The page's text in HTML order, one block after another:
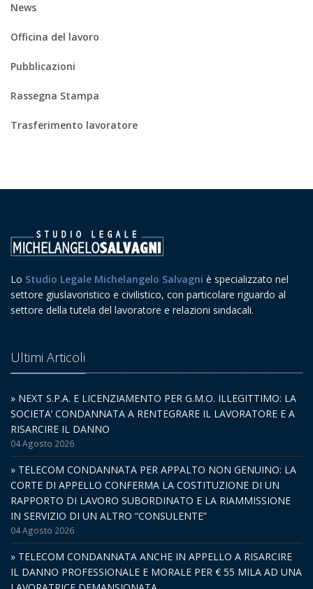
News
Officina del lavoro
Pubblicazioni
Rassegna Stampa
Trasferimento lavoratore
Lo Studio Legale Michelangelo Salvagni è specializzato nel
settore giuslavoristico e civilistico, con particolare riguardo al
settore della tutela del lavoratore e relazioni sindacali.
Ultimi Articoli
» NEXT S.P.A. E LICENZIAMENTO PER G.M.O. ILLEGITTIMO: LA
SOCIETA’ CONDANNATA A RENTEGRARE IL LAVORATORE E A
RISARCIRE IL DANNO
04 Agosto 2026
» TELECOM CONDANNATA PER APPALTO NON GENUINO: LA
CORTE DI APPELLO CONFERMA LA COSTITUZIONE DI UN
RAPPORTO DI LAVORO SUBORDINATO E LA RIAMMISSIONE
IN SERVIZIO DI UN ALTRO “CONSULENTE”
04 Agosto 2026
» TELECOM CONDANNATA ANCHE IN APPELLO A RISARCIRE
IL DANNO PROFESSIONALE E MORALE PER € 55 MILA AD UNA